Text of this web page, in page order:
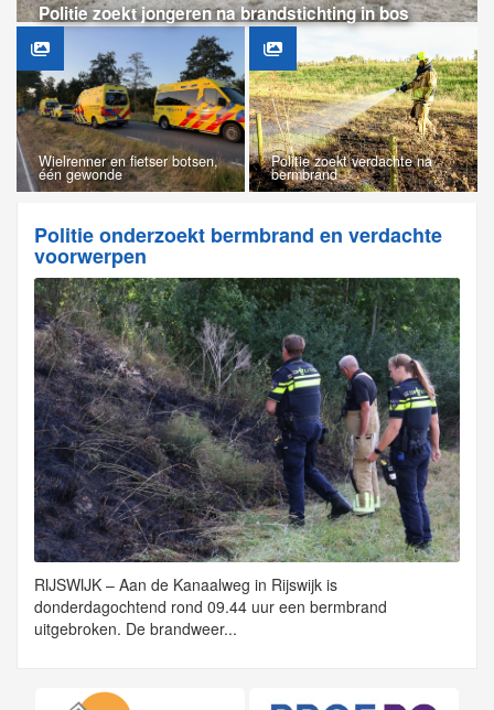
Politie zoekt jongeren na brandstichting in bos
Wielrenner en fietser botsen,
één gewonde
Politie zoekt verdachte na
bermbrand
Politie onderzoekt bermbrand en verdachte
voorwerpen
RIJSWIJK – Aan de Kanaalweg in Rijswijk is
donderdagochtend rond 09.44 uur een bermbrand
uitgebroken. De brandweer...